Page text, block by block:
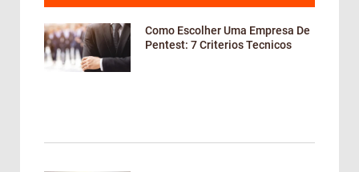
Como Escolher Uma Empresa De
Pentest: 7 Criterios Tecnicos